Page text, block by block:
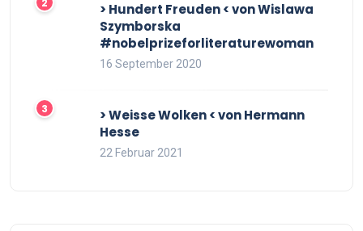
> Hundert Freuden < von Wislawa
Szymborska
#nobelprizeforliteraturewoman
16 September 2020
> Weisse Wolken < von Hermann
Hesse
22 Februar 2021